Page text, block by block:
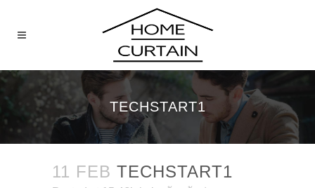
TECHSTART1
11 FEB TECHSTART1